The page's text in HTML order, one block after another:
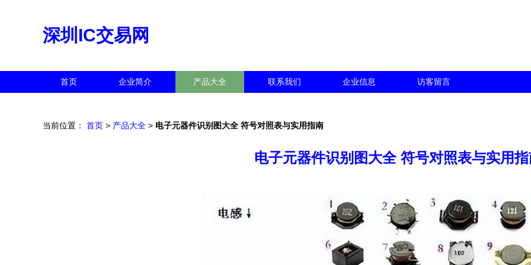
深圳IC交易网
首页 企业简介 产品大全 联系我们 企业信息 访客留言
当前位置： 首页 > 产品大全 > 电子元器件识别图大全 符号对照表与实用指南
电子元器件识别图大全 符号对照表与实用